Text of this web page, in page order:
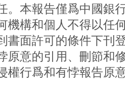
。本報告僅爲中國銀
機構和個人不得以任
書面許可的條件下刊
原意的引用、刪節和
權行爲和有悖報告原